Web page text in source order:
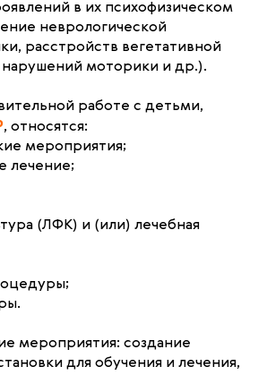
в их психофизическом
неврологической
расстройств вегетативной
моторики и др.).
работе с детьми,
, относятся:
мероприятия;
лечение;
(ЛФК) и (или) лечебная
мероприятия: создание
для обучения и лечения,